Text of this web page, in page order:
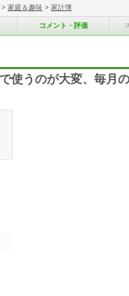
> 家庭＆趣味 > 家計簿
コメント・評価
使うのが大変、毎月